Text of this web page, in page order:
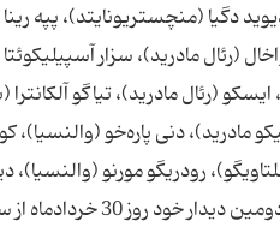
دیوید دگیا (منچستریونایتد)،
(رئال مادرید)، سزار
ایسکو (رئال مادرید)، تیاگو
مادرید)، دنی پاره‌خو
رودریگو مورنو (والنسیا)،
برابر شاگردان لوپتگی صف آرایی خواهد کرد.